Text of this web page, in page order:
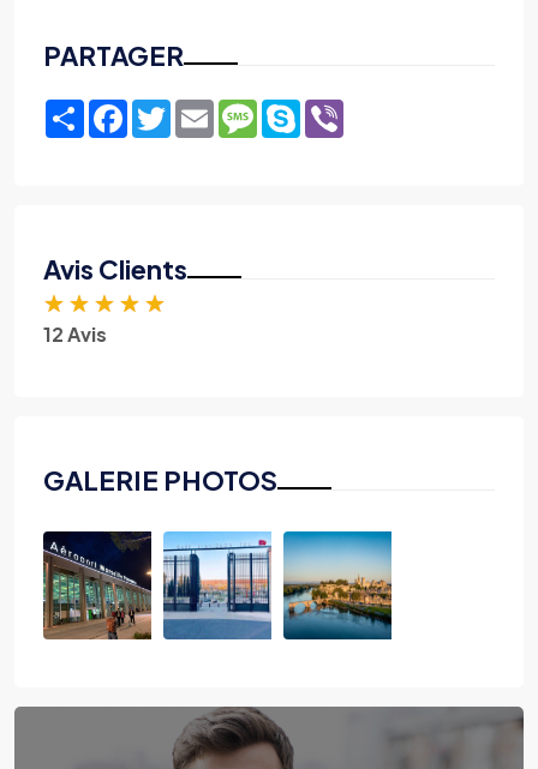
PARTAGER
ShareFacebook
TwitterEmailMessage
Skype
Avis Clients
★ ★ ★ ★ ★
12 Avis
GALERIE PHOTOS